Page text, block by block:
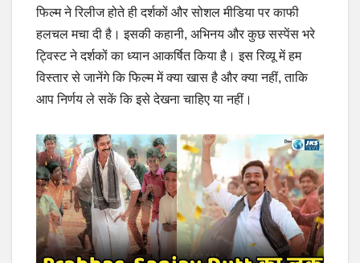
फिल्म ने रिलीज होते ही दर्शकों और सोशल मीडिया पर काफी
हलचल मचा दी है। इसकी कहानी, अभिनय और कुछ सस्पेंस भरे
ट्विस्ट ने दर्शकों का ध्यान आकर्षित किया है। इस रिव्यू में हम
विस्तार से जानेंगे कि फिल्म में क्या खास है और क्या नहीं, ताकि
आप निर्णय ले सकें कि इसे देखना चाहिए या नहीं।